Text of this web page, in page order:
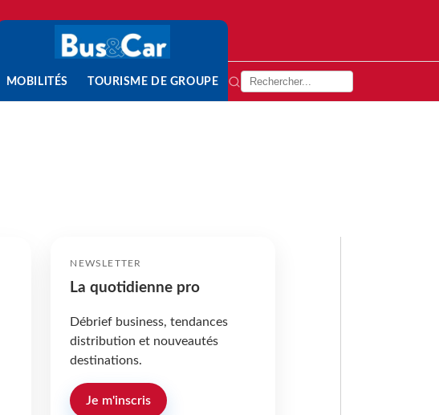
MOBILITÉS TOURISME DE GROUPE
NEWSLETTER
La quotidienne pro
Débrief business, tendances
distribution et nouveautés
destinations.
Je m'inscris